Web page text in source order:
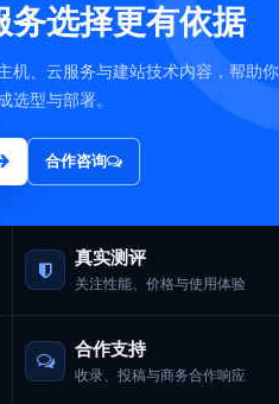
选择更有依据
机、云服务与建站技术内容，帮助你
选型与部署。
合作咨询
真实测评
关注性能、价格与使用体验
合作支持
收录、投稿与商务合作响应